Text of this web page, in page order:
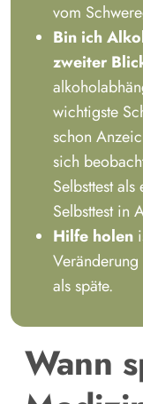
vom
Bin ich
zweiter
wichtigste
schon
sich
Selbsttest
Selbsttest in
Hilfe holen
als späte.
Wann